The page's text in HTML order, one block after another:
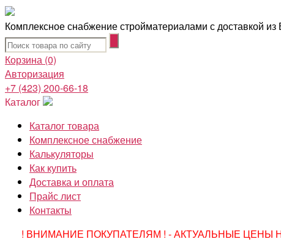
Комплексное снабжение стройматериалами с доставкой
Корзина (0)
Авторизация
+7 (423) 200-66-18
Каталог
Каталог товара
Комплексное снабжение
Калькуляторы
Как купить
Доставка и оплата
Прайс лист
Контакты
! ВНИМАНИЕ ПОКУПАТЕЛЯМ ! - АКТУАЛЬНЫЕ ЦЕНЫ